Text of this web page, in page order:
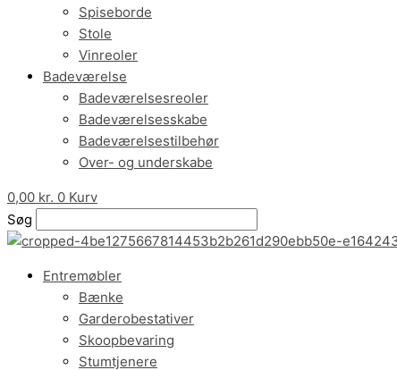
Spiseborde
Stole
Vinreoler
Badeværelse
Badeværelsesreoler
Badeværelsesskabe
Badeværelsestilbehør
Over- og underskabe
0,00 kr. 0 Kurv
Søg
Entremøbler
Bænke
Garderobestativer
Skoopbevaring
Stumtjenere